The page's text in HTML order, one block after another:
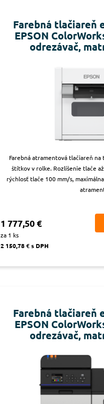
Farebná
EPSON
odrezávač,
Farebná atramentová tlačiareň
štítkov v rolke. Rozlíšenie tlače
rýchlosť tlače 100 mm/s,
1 777,50 €
za 1 ks
2 150,78 € s DPH
Farebná
EPSON
odrezávač,